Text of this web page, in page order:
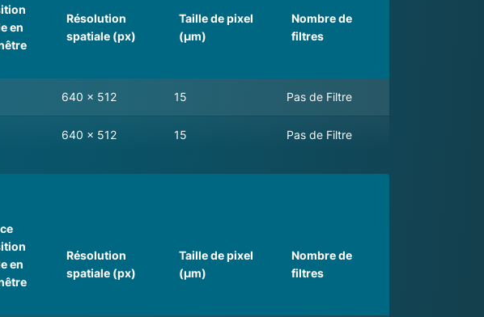
en
Résolution
spatiale (px)
Taille de pixel
(µm)
Nombre de
filtres
640 x 512 15 Pas de Filtre
640 x 512 15 Pas de Filtre
en
Résolution
spatiale (px)
Taille de pixel
(µm)
Nombre de
filtres